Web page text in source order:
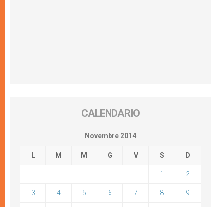
CALENDARIO
Novembre 2014
L M M G V S D
1 2
3 4 5 6 7 8 9